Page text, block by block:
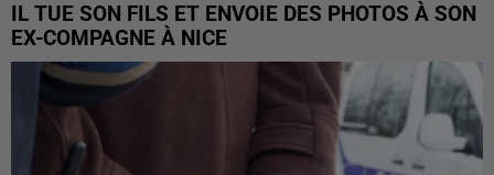
IL TUE SON FILS ET ENVOIE DES PHOTOS À SON
EX-COMPAGNE À NICE